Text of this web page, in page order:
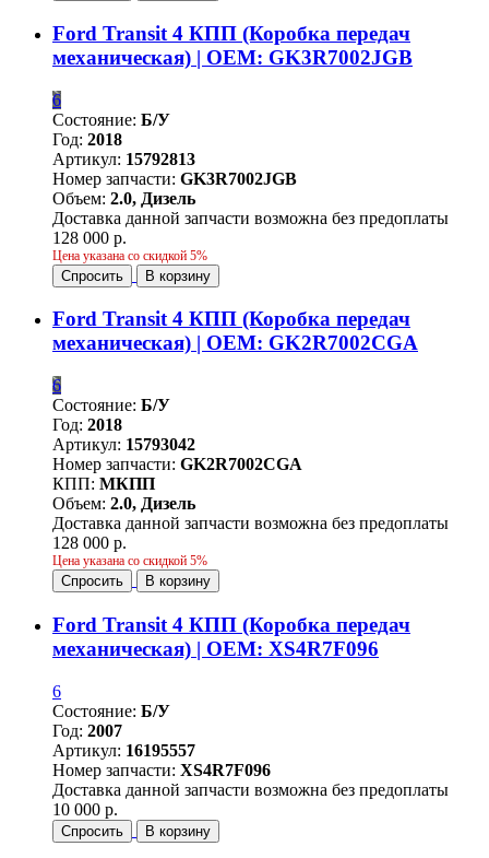
Ford Transit 4 КПП (Коробка передач
механическая) | OEM: GK3R7002JGB
6
Состояние: Б/У
Год: 2018
Артикул: 15792813
Номер запчасти: GK3R7002JGB
Объем: 2.0, Дизель
Доставка данной запчасти возможна без предоплаты
128 000 р.
Цена указана со скидкой 5%
Спросить В корзину
Ford Transit 4 КПП (Коробка передач
механическая) | OEM: GK2R7002CGA
6
Состояние: Б/У
Год: 2018
Артикул: 15793042
Номер запчасти: GK2R7002CGA
КПП: МКПП
Объем: 2.0, Дизель
Доставка данной запчасти возможна без предоплаты
128 000 р.
Цена указана со скидкой 5%
Спросить В корзину
Ford Transit 4 КПП (Коробка передач
механическая) | OEM: XS4R7F096
6
Состояние: Б/У
Год: 2007
Артикул: 16195557
Номер запчасти: XS4R7F096
Доставка данной запчасти возможна без предоплаты
10 000 р.
Спросить В корзину